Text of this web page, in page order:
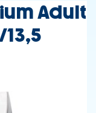
Adult